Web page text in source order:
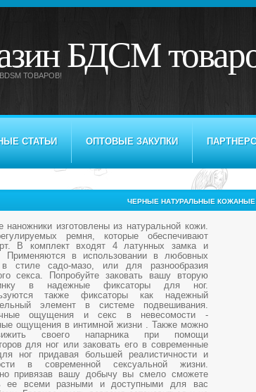
БДСМ
BDSM ТОВАРОВ!
СТАТЬИ ОПТОВЫЕ ЗАКУПКИ
ЧЕРНЫЕ НАТУРАЛЬНЫЕ
наножники изготовлены из натуральной кожи.
ремня, которые обеспечивают
В комплект входят 4 латунных замка и
Применяются в использовании в любовных
в стиле садо-мазо, или для разнообразия
секса. Попробуйте заковать вашу вторую
в надежные фиксаторы для ног.
также фиксаторы как надежный
элемент в системе подвешивания.
ощущения и секс в невесомости -
ощущения в интимной жизни . Также можно
своего напарника при помощи
для ног или заковать его в современные
ног придавая большей реалистичности и
в современной сексуальной жизни.
привязав вашу добычу вы смело сможете
ее всеми разными и доступными для вас